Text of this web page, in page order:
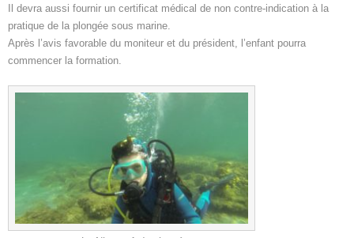
Il devra aussi fournir un certificat médical de non contre-indication à la
pratique de la plongée sous marine.
Après l’avis favorable du moniteur et du président, l’enfant pourra
commencer la formation.